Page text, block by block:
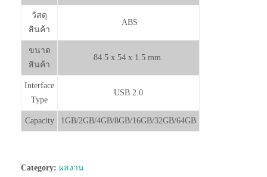
วัสดุ
สินค้า
ABS
ขนาด
สินค้า
84.5 x 54 x 1.5 mm.
Interface
Type
USB 2.0
Capacity 1GB/2GB/4GB/8GB/16GB/32GB/64GB
Category: ผลงาน